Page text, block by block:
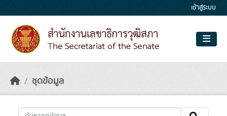
เข้าสู่ระบบ
ชุดข้อมูล